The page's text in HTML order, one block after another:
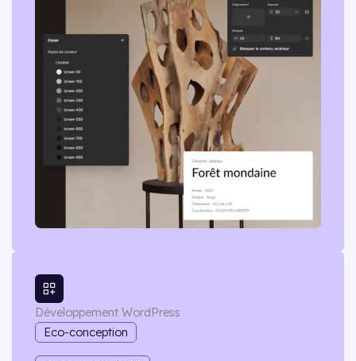
Développement WordPress
Eco-conception